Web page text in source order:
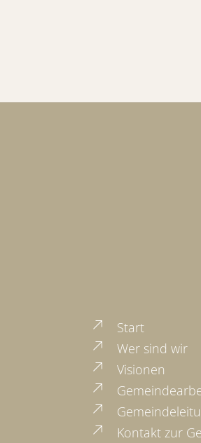
Start
Wer sind wir
Visionen
Kontakt zur